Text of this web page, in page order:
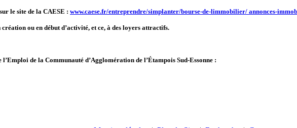
le site de la CAESE : www.caese.fr/entreprendre/simplanter/bourse-de-limmobilier/ annonces-
ou en début d’activité, et ce, à des loyers attractifs.
de la Communauté d’Agglomération de l’Étampois Sud-Essonne :